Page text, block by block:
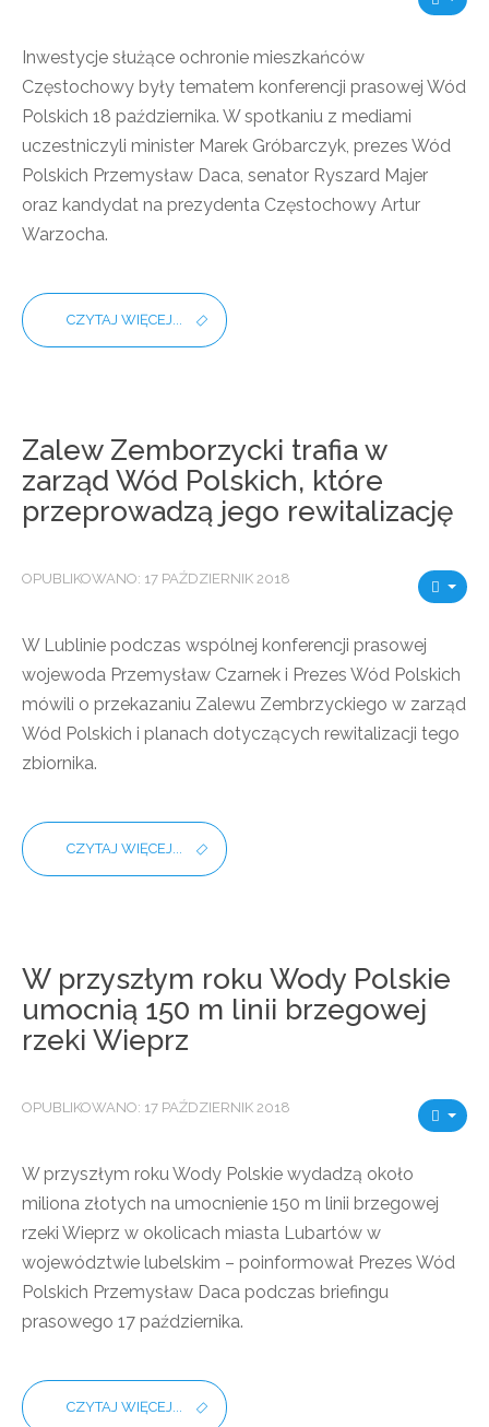
Inwestycje służące ochronie mieszkańców
Częstochowy były tematem konferencji prasowej Wód
Polskich 18 października. W spotkaniu z mediami
uczestniczyli minister Marek Gróbarczyk, prezes Wód
Polskich Przemysław Daca, senator Ryszard Majer
oraz kandydat na prezydenta Częstochowy Artur
Warzocha.
CZYTAJ WIĘCEJ...
Zalew Zemborzycki trafia w
zarząd Wód Polskich, które
przeprowadzą jego rewitalizację
OPUBLIKOWANO: 17 PAŹDZIERNIK 2018
W Lublinie podczas wspólnej konferencji prasowej
wojewoda Przemysław Czarnek i Prezes Wód Polskich
mówili o przekazaniu Zalewu Zembrzyckiego w zarząd
Wód Polskich i planach dotyczących rewitalizacji tego
zbiornika.
CZYTAJ WIĘCEJ...
W przyszłym roku Wody Polskie
umocnią 150 m linii brzegowej
rzeki Wieprz
OPUBLIKOWANO: 17 PAŹDZIERNIK 2018
W przyszłym roku Wody Polskie wydadzą około
miliona złotych na umocnienie 150 m linii brzegowej
rzeki Wieprz w okolicach miasta Lubartów w
województwie lubelskim – poinformował Prezes Wód
Polskich Przemysław Daca podczas briefingu
prasowego 17 października.
CZYTAJ WIĘCEJ...